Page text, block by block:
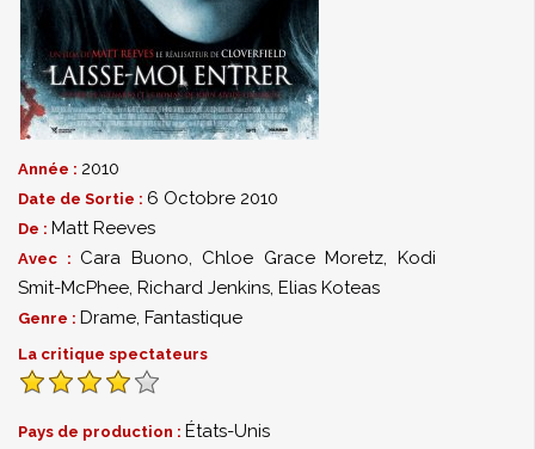
Année : 2010
Date de Sortie : 6 Octobre 2010
De : Matt Reeves
Avec : Cara Buono, Chloe Grace Moretz,Kodi
Smit-McPhee, Richard Jenkins, Elias Koteas
Genre : Drame, Fantastique
La critique spectateurs
Pays de production : États-Unis